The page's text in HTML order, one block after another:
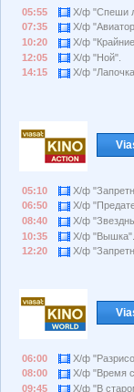
05:55
Х/ф "Спеши
07:35
Х/ф
10:20
Х/ф
12:05
Х/ф "Ной".
14:15
Х/ф
05:10
Х/ф
06:50
Х/ф
08:40
Х/ф
10:35
Х/ф "Вышка".
12:20
Х/ф
06:00
Х/ф
08:00
Х/ф "Время
09:45
Х/ф "В